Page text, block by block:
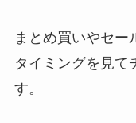
まとめ買いやセー
タイミングを見て
す。